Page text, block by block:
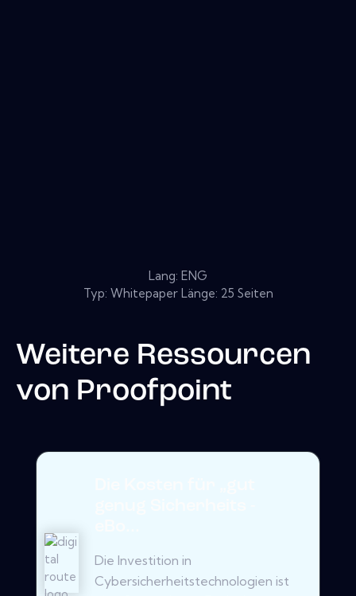
Lang: ENG
Typ: Whitepaper Länge: 25 Seiten
Weitere Ressourcen
von Proofpoint
Die Investition in
Cybersicherheitstechnologien ist